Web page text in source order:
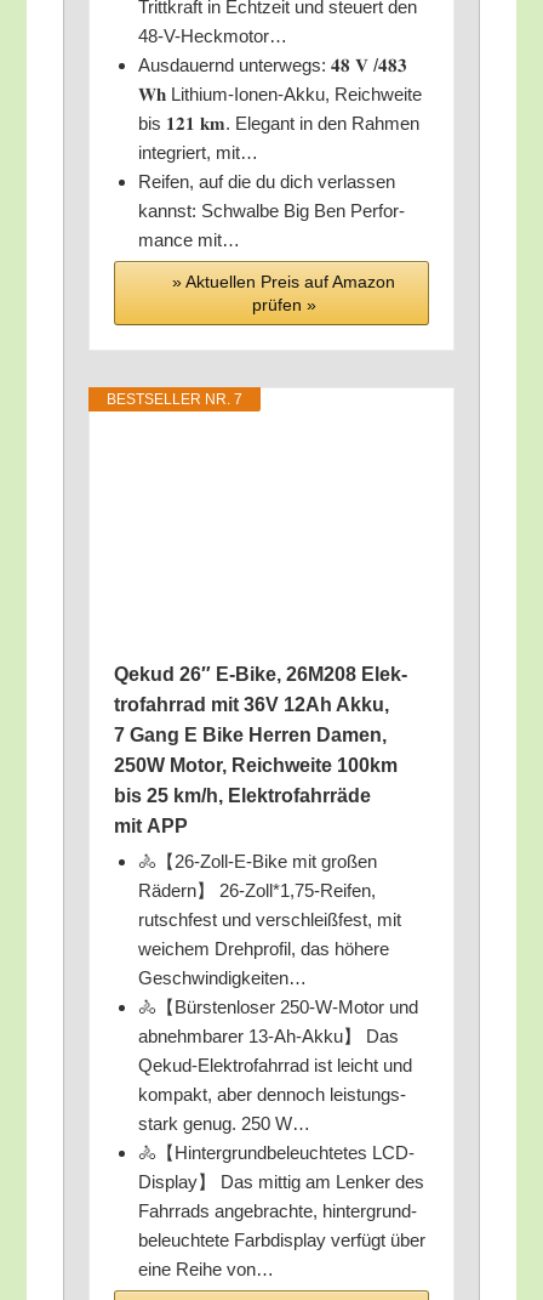
Tritt­kraft in Echt­zeit und steu­ert den
48-V-Heckmotor…
Aus­dau­ernd unter­wegs: 𝟒𝟖 𝐕 /​𝟒𝟖𝟑
𝐖𝐡 Lithi­um-Ionen-Akku, Reich­wei­te
bis 𝟏𝟐𝟏 𝐤𝐦. Ele­gant in den Rah­men
inte­griert, mit…
Rei­fen, auf die du dich ver­las­sen
kannst: Schwal­be Big Ben Per­for­
mance mit…
» Aktu­el­len Preis auf Ama­zon
prü­fen »
BEST­SEL­LER NR. 7
Qekud 26″ E‑Bike, 26M208 Elek­
tro­fahr­rad mit 36V 12Ah Akku,
7 Gang E Bike Her­ren Damen,
250W Motor, Reich­wei­te 100km
bis 25 km/​h, Elek­tro­fahr­rä­de
mit APP
🚴【26-Zoll-E-Bike mit gro­ßen
Rädern】 26-Zoll*1,75-Reifen,
rutsch­fest und ver­schleiß­fest, mit
wei­chem Dreh­pro­fil, das höhe­re
Geschwindigkeiten…
🚴【Bürs­ten­lo­ser 250-W-Motor und
abnehm­ba­rer 13-Ah-Akku】 Das
Qekud-Elek­tro­fahr­rad ist leicht und
kom­pakt, aber den­noch leis­tungs­
stark genug. 250 W…
🚴【Hin­ter­grund­be­leuch­te­tes LCD-
Dis­play】 Das mit­tig am Len­ker des
Fahr­rads ange­brach­te, hin­ter­grund­
be­leuch­te­te Farb­dis­play ver­fügt über
eine Rei­he von…